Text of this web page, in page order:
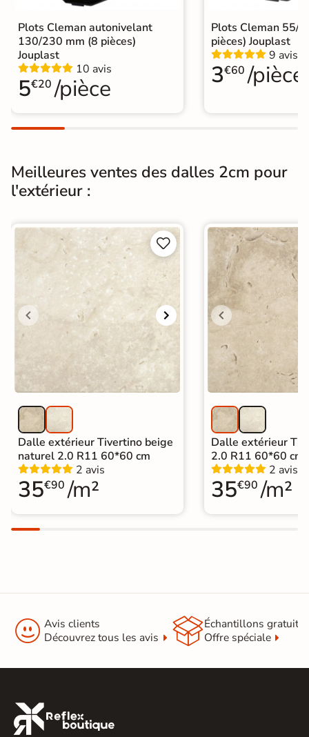
Conditionnement Boite
Choix 1er Choix
A poser sur plot
Normes Certification CE
Origine
Type de pose
Pose collée
Pose sur plots
Pose sur plots
Catégories Carrelage 60x60 Carrelage Gris|
Carrelage sur plot effet pierre
Plots Cleman autonivelant
130/230 mm (8 pièces)
Jouplast
10 avis
5€20 /pièce
Plots Cleman 55/
pièces) Jouplast
9 avis
3€60 /pièce
Meilleures ventes des dalles 2cm pour
l'extérieur :


Dalle extérieur Tivertino beige
naturel 2.0 R11 60*60 cm
2 avis
35€90 /m²
Dalle extérieur
2.0 R11 60*60 cm
2 avis
35€90 /m²
 Avis clients
Découvrez tous les avis
Échantillons gratuit
Offre spéciale
